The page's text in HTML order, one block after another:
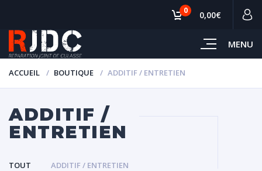
MENU
0 0,00€
ACCUEIL BOUTIQUE ADDITIF / ENTRETIEN
ADDITIF /
ENTRETIEN
TOUT
ADDITIF / ENTRETIEN